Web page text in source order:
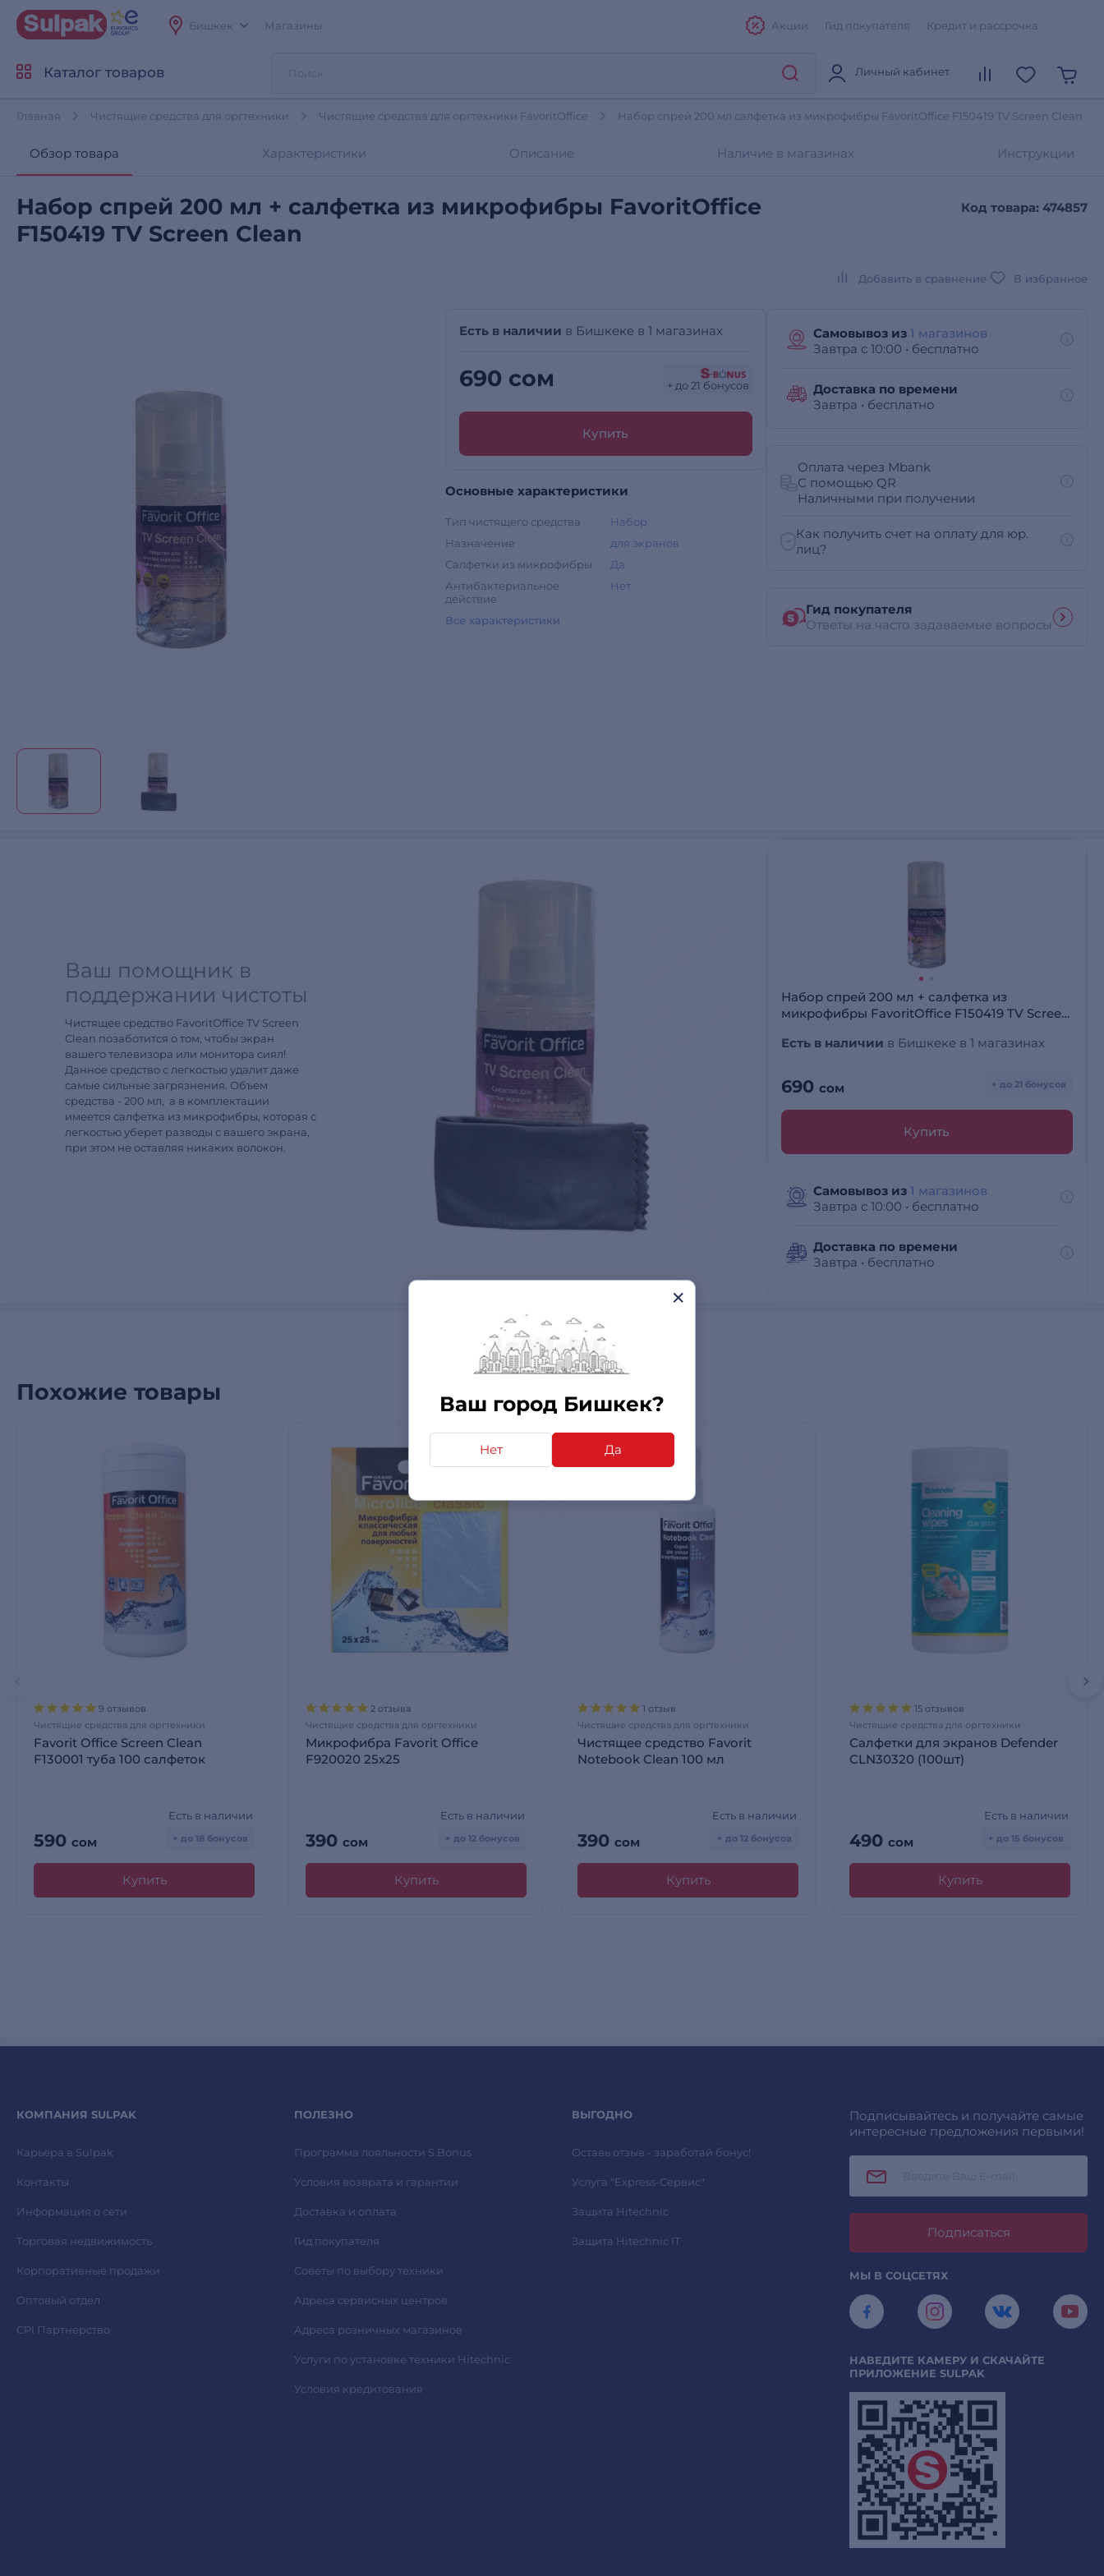
Ваш город Бишкек?
Нет Да
Бишкек Магазины Акции Гид покупателя Кредит и рассрочка
Каталог товаров Личный кабинет
Главная Чистящие средства для оргтехники Чистящие средства для оргтехники FavoritOffice Набор спрей 200 мл салфетка из микрофибры FavoritOffice F150419 TV Screen Clean
Обзор товара Характеристики Описание Наличие в магазинах Инструкции
Набор спрей 200 мл + салфетка из микрофибры FavoritOffice
F150419 TV Screen Clean
Код товара: 474857
Добавить в сравнение В избранное
Есть в наличии в Бишкеке в 1 магазинах
690 сом + до 21 бонусов
Купить
Основные характеристики
Тип чистящего средства
Набор
Назначение
для экранов
Салфетки из микрофибры
Да
Антибактериальное
действие
Нет
Все характеристики
Самовывоз из 1 магазинов
Завтра с 10:00 • бесплатно
Доставка по времени
Завтра • бесплатно
Оплата через Mbank
С помощью QR
Наличными при получении
Как получить счет на оплату для юр.
лиц?
Гид покупателя
Ответы на часто задаваемые вопросы
Ваш помощник в
поддержании чистоты
Чистящее средство FavoritOffice TV Screen
Clean позаботится о том, чтобы экран
вашего телевизора или монитора сиял!
Данное средство с легкостью удалит даже
самые сильные загрязнения. Объем
средства - 200 мл, а в комплектации
имеется салфетка из микрофибры, которая с
легкостью уберет разводы с вашего экрана,
при этом не оставляя никаких волокон.
Набор спрей 200 мл + салфетка из
микрофибры FavoritOffice F150419 TV Screen
Есть в наличии в Бишкеке в 1 магазинах
690 сом + до 21 бонусов
Купить
Самовывоз из 1 магазинов
Завтра с 10:00 • бесплатно
Доставка по времени
Завтра • бесплатно
Похожие товары
9 отзывов
Чистящие средства для оргтехники
Favorit Office Screen Clean
F130001 туба 100 салфеток
590 сом
Есть в наличии
+ до 18 бонусов
Купить
2 отзыва
Чистящие средства для оргтехники
Микрофибра Favorit Office
F920020 25х25
390 сом
Есть в наличии
+ до 12 бонусов
Купить
1 отзыв
Чистящие средства для оргтехники
Чистящее средство Favorit
Notebook Clean 100 мл
390 сом
Есть в наличии
+ до 12 бонусов
Купить
15 отзывов
Чистящие средства для оргтехники
Салфетки для экранов Defender
CLN30320 (100шт)
490 сом
Есть в наличии
+ до 15 бонусов
Купить
КОМПАНИЯ SULPAK
Карьера в Sulpak
Контакты
Информация о сети
Торговая недвижимость
Корпоративные продажи
Оптовый отдел
CPI Партнерство
ПОЛЕЗНО
Программа лояльности S.Bonus
Условия возврата и гарантии
Доставка и оплата
Гид покупателя
Советы по выбору техники
Адреса сервисных центров
Адреса розничных магазинов
Услуги по установке техники Hitechnic
Условия кредитования
ВЫГОДНО
Оставь отзыв - заработай бонус!
Услуга "Express-Сервис"
Защита Hitechnic
Защита Hitechnic IT
Подписывайтесь и получайте самые
интересные предложения первыми!
Подписаться
МЫ В СОЦСЕТЯХ
НАВЕДИТЕ КАМЕРУ И СКАЧАЙТЕ
ПРИЛОЖЕНИЕ SULPAK